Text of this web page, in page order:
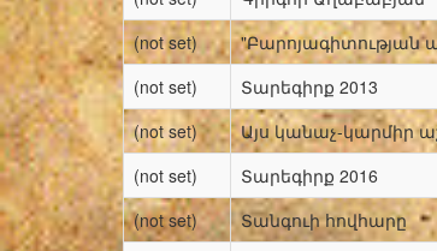
(not set)
"Բարոյագիտության
(not set)
Տարեգիրք 2013
(not set)
Այս կանաչ-կարմիր
(not set)
Տարեգիրք 2016
(not set)
Տանգուի հովհարը